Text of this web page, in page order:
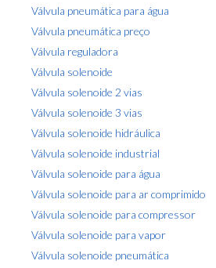
Válvula pneumática para água
Válvula pneumática preço
Válvula reguladora
Válvula solenoide
Válvula solenoide 2 vias
Válvula solenoide 3 vias
Válvula solenoide hidráulica
Válvula solenoide industrial
Válvula solenoide para água
Válvula solenoide para ar comprimido
Válvula solenoide para compressor
Válvula solenoide para vapor
Válvula solenoide pneumática